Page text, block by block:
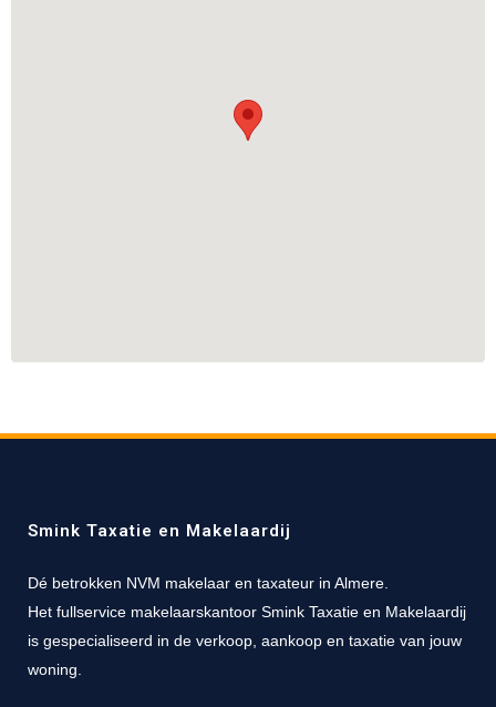
Smink Taxatie en Makelaardij
Dé betrokken NVM makelaar en taxateur in Almere.
Het fullservice makelaarskantoor Smink Taxatie en Makelaardij
is gespecialiseerd in de verkoop, aankoop en taxatie van jouw
woning.